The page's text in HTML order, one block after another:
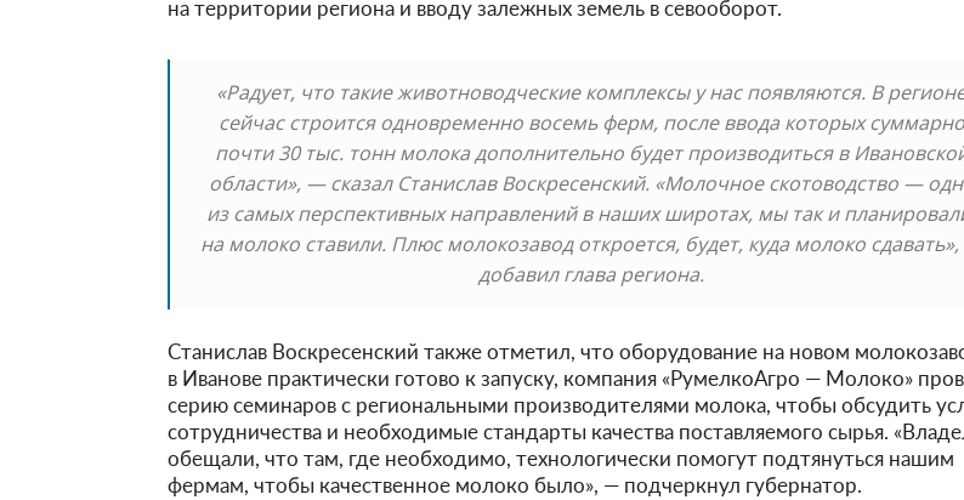
на территории региона и вводу залежных земель в севооборот.
«Радует, что такие животноводческие комплексы у нас появляются. В
сейчас строится одновременно восемь ферм, после ввода которых суммарно
почти 30 тыс. тонн молока дополнительно будет производиться в
области», — сказал Станислав Воскресенский. «Молочное скотоводство —
из самых перспективных направлений в наших широтах, мы так и
на молоко ставили. Плюс молокозавод откроется, будет, куда молоко
добавил глава региона.
Станислав Воскресенский также отметил, что оборудование на новом
в Иванове практически готово к запуску, компания «РумелкоАгро — Молоко»
серию семинаров с региональными производителями молока, чтобы обсудить
сотрудничества и необходимые стандарты качества поставляемого сырья.
обещали, что там, где необходимо, технологически помогут подтянуться нашим
фермам, чтобы качественное молоко было», — подчеркнул губернатор.